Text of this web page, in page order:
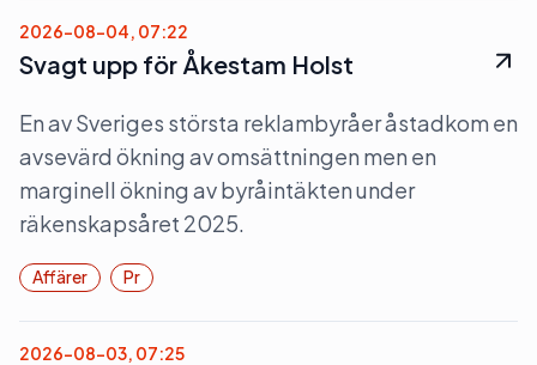
2026-08-04, 07:22
Svagt upp för Åkestam Holst
En av Sveriges största reklambyråer åstadkom en
avsevärd ökning av omsättningen men en
marginell ökning av byråintäkten under
räkenskapsåret 2025.
Affärer Pr
2026-08-03, 07:25